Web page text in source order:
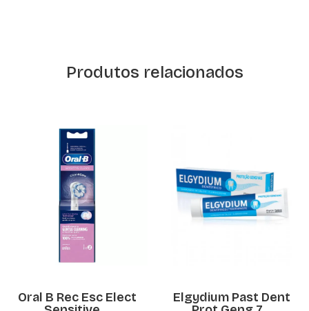
Produtos relacionados
Oral B Rec Esc Elect
Elgydium Past Dent